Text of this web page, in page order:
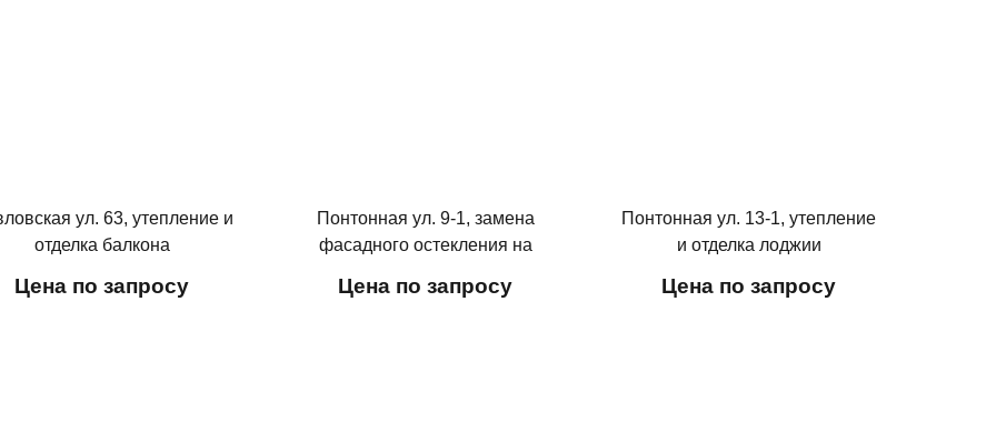
ул. 63, утепление и
отделка балкона
Цена по запросу
Понтонная ул. 9-1, замена
фасадного остекления на
Цена по запросу
Понтонная ул. 13-1, утепление
и отделка лоджии
Цена по запросу